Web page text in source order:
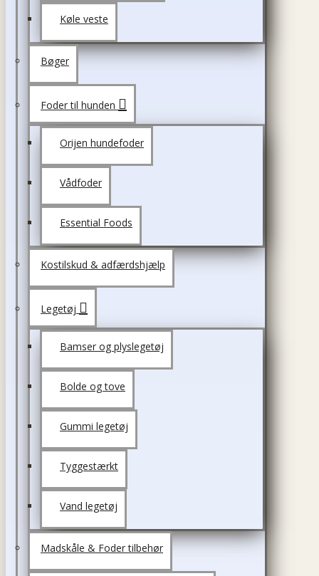
Køle veste
Bøger
Foder til hunden
Orijen hundefoder
Vådfoder
Essential Foods
Kostilskud & adfærdshjælp
Legetøj
Bamser og plyslegetøj
Bolde og tove
Gummi legetøj
Tyggestærkt
Vand legetøj
Madskåle & Foder tilbehør